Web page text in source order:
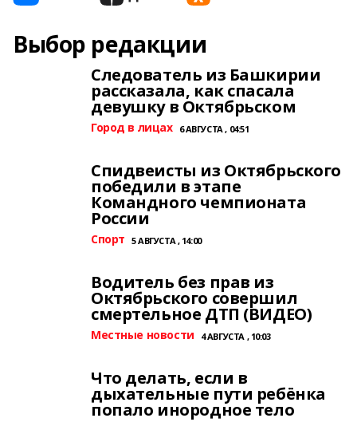
Выбор редакции
Следователь из Башкирии
рассказала, как спасала
девушку в Октябрьском
Город в лицах 6 АВГУСТА , 04:51
Спидвеисты из Октябрьского
победили в этапе
Командного чемпионата
России
Спорт 5 АВГУСТА , 14:00
Водитель без прав из
Октябрьского совершил
смертельное ДТП (ВИДЕО)
Местные новости 4 АВГУСТА , 10:03
Что делать, если в
дыхательные пути ребёнка
попало инородное тело